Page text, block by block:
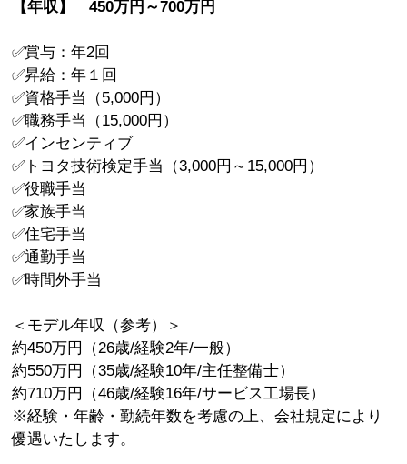
【年収】 450万円～700万円
✅賞与：年2回
✅昇給：年１回
✅資格手当（5,000円）
✅職務手当（15,000円）
✅インセンティブ
✅トヨタ技術検定手当（3,000円～15,000円）
✅役職手当
✅家族手当
✅住宅手当
✅通勤手当
✅時間外手当
＜モデル年収（参考）＞
約450万円（26歳/経験2年/一般）
約550万円（35歳/経験10年/主任整備士）
約710万円（46歳/経験16年/サービス工場長）
※経験・年齢・勤続年数を考慮の上、会社規定により
優遇いたします。